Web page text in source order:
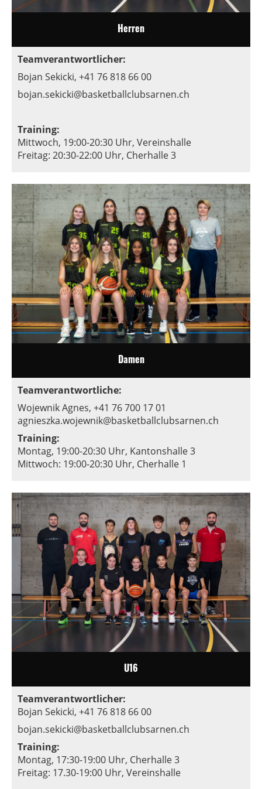
Herren
Teamverantwortlicher:
Bojan Sekicki, +41 76 818 66 00
bojan.sekicki@basketballclubsarnen.ch
Training:
Mittwoch, 19:00-20:30 Uhr, Vereinshalle
Freitag: 20:30-22:00 Uhr, Cherhalle 3
Damen
Teamverantwortliche:
Wojewnik Agnes, +41 76 700 17 01
agnieszka.wojewnik@basketballclubsarnen.ch
Training:
Montag, 19:00-20:30 Uhr, Kantonshalle 3
Mittwoch: 19:00-20:30 Uhr, Cherhalle 1
U16
Teamverantwortlicher:
Bojan Sekicki, +41 76 818 66 00
bojan.sekicki@basketballclubsarnen.ch
Training:
Montag, 17:30-19:00 Uhr, Cherhalle 3
Freitag: 17.30-19:00 Uhr, Vereinshalle